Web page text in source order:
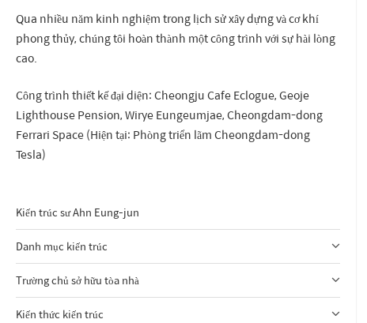
Qua nhiều năm kinh nghiệm trong lịch sử xây dựng và cơ khí
phong thủy, chúng tôi hoàn thành một công trình với sự hài lòng
cao.
Công trình thiết kế đại diện: Cheongju Cafe Eclogue, Geoje
Lighthouse Pension, Wirye Eungeumjae, Cheongdam-dong
Ferrari Space (Hiện tại: Phòng triển lãm Cheongdam-dong
Tesla)
Kiến trúc sư Ahn Eung-jun
Danh mục kiến trúc
Trường chủ sở hữu tòa nhà
Kiến thức kiến trúc